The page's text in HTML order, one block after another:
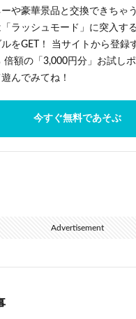
や豪華景品と交換できちゃ
「ラッシュモード」に突入す
をGET！ 当サイトから登録
倍額の「3,000円分」お試し
んでみてね！
今すぐ無料であそぶ
Advertisement